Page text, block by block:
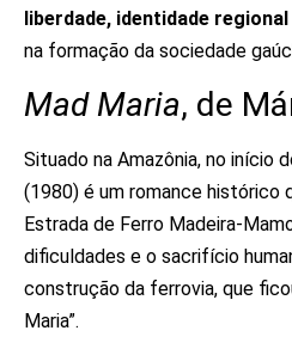
liberdade, identidade
na formação da sociedade
Mad Maria, de
Situado na Amazônia, no início
(1980) é um romance histórico
Estrada de Ferro Madeira-
dificuldades e o sacrifício
construção da ferrovia, que
Maria”.